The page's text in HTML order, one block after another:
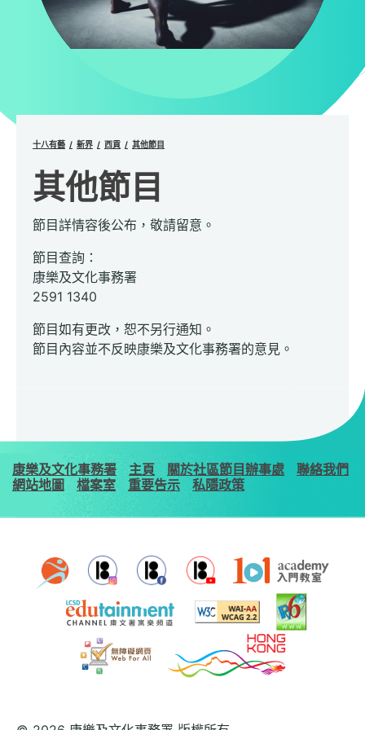
十八有藝 新界 西貢 其他節目
其他節目
節目詳情容後公布，敬請留意。
節目查詢：
康樂及文化事務署
2591 1340
節目如有更改，恕不另行通知。
節目內容並不反映康樂及文化事務署的意見。
康樂及文化事務署 主頁 關於社區節目辦事處
聯絡我們
網站地圖
檔案室 重要告示 私隱政策